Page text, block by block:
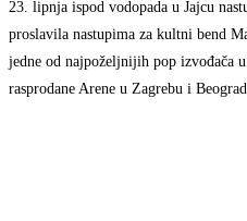
23. lipnja ispod vodopada u Jajcu
proslavila nastupima za kultni bend
jedne od najpoželjnijih pop izvođača
rasprodane Arene u Zagrebu i